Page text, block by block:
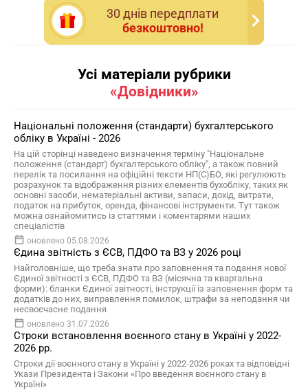
30 днiв передплати
безкоштовно!
Усі матеріали рубрики
«Довідники»
Національні положення (стандарти) бухгалтерського
обліку в Україні - 2026
На цій сторінці наведено визначення терміну "Національне
положення (стандарт) бухгалтерського обліку", а також повний
перелік та посилання на офіційні тексти НП(С)БО, які регулюють
розрахунок та відображення різних елементів бухобліку, таких як
основні засоби, нематеріальні активи, запаси, дохід, витрати,
податок на прибуток, оренда, фінансові інструменти. Тут також
можна ознайомитись із статтями і коментарями наших
спеціалістів
оновлено 05.08.2026
Єдина звітність з ЄСВ, ПДФО та ВЗ у 2026 році
Найголовніше, що треба знати про заповнення та подання нової
Єдиної звітності з ЄСВ, ПДФО та ВЗ (місячна та квартальна
форми): бланки Єдиної звітності, інструкції із заповнення форм та
додатків до них, виправлення помилок, штрафи за неподання чи
несвоєчасне подання
оновлено 31.07.2026
Строки встановлення воєнного стану в Україні у 2022-
2026 рр.
Строки дії воєнного стану в Україні у 2022-2026 роках та відповідні
Укази Президента і Закони «Про введення воєнного стану в
Україні»